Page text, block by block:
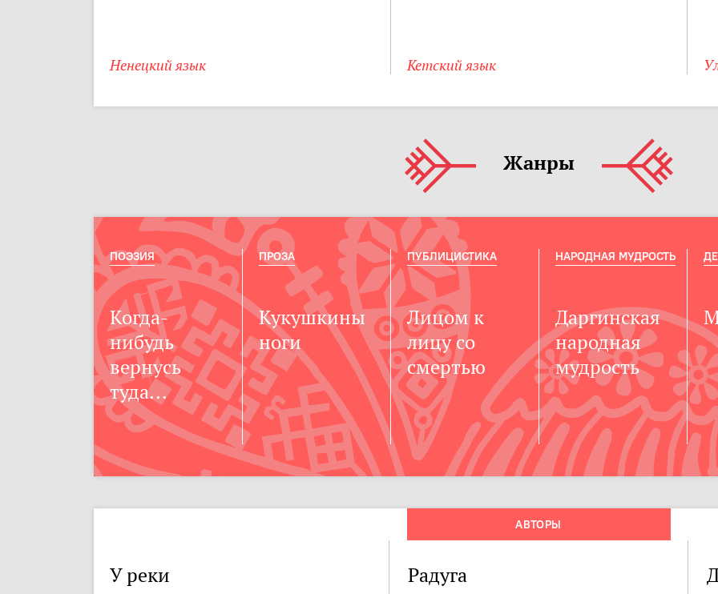
Ненецкий язык Кетский язык
Жанры
Когда-
нибудь
вернусь
туда...
ПОЭЗИЯ
Кукушкины
ноги
ПРОЗА
Лицом к
лицу со
смертью
ПУБЛИЦИСТИКА
Даргинская
народная
мудрость
НАРОДНАЯ МУДРОСТЬ
АВТОРЫ
У реки Радуга